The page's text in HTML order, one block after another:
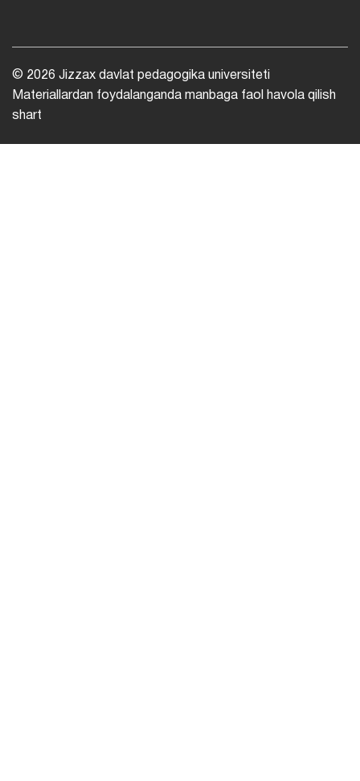
© 2026 Jizzax davlat pedagogika universiteti
Materiallardan foydalanganda manbaga faol havola qilish
shart